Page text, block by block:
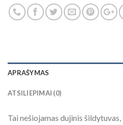
APRAŠYMAS
ATSILIEPIMAI (0)
Tai nešiojamas dujinis